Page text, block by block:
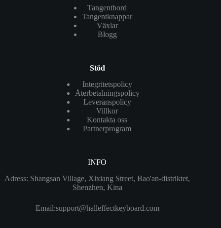
Tangentbord
Tangentknappar
Växlar
Blogg
Stöd
Integritetspolicy
Återbetalningspolicy
Leveranspolicy
Villkor
Kontakta oss
Partnerprogram
INFO
Adress: Shangsan Village, Xixiang Street, Bao'an-distriktet,
Shenzhen, Kina
Email:support@halleffectkeyboard.com